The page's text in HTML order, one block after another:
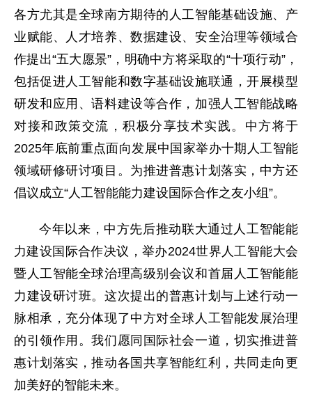
各方尤其是全球南方期待的人工智能基础设施、产
业赋能、人才培养、数据建设、安全治理等领域合
作提出“五大愿景”，明确中方将采取的“十项行动”，
包括促进人工智能和数字基础设施联通，开展模型
研发和应用、语料建设等合作，加强人工智能战略
对接和政策交流，积极分享技术实践。中方将于
2025年底前重点面向发展中国家举办十期人工智能
领域研修研讨项目。为推进普惠计划落实，中方还
倡议成立“人工智能能力建设国际合作之友小组”。
今年以来，中方先后推动联大通过人工智能能
力建设国际合作决议，举办2024世界人工智能大会
暨人工智能全球治理高级别会议和首届人工智能能
力建设研讨班。这次提出的普惠计划与上述行动一
脉相承，充分体现了中方对全球人工智能发展治理
的引领作用。我们愿同国际社会一道，切实推进普
惠计划落实，推动各国共享智能红利，共同走向更
加美好的智能未来。